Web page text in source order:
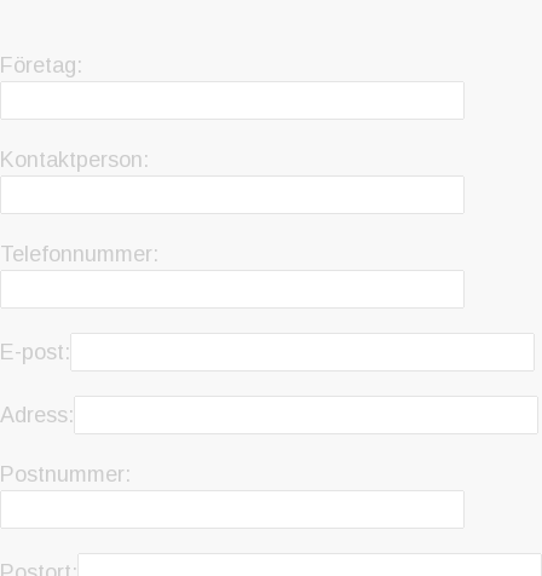
Företag:
Kontaktperson:
Telefonnummer:
E-post:
Adress:
Postnummer: